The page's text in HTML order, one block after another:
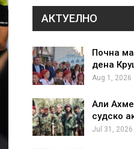
АКТУЕЛНО
Почна
дена
Aug 1, 2026
Али
судско
Jul 31, 2026